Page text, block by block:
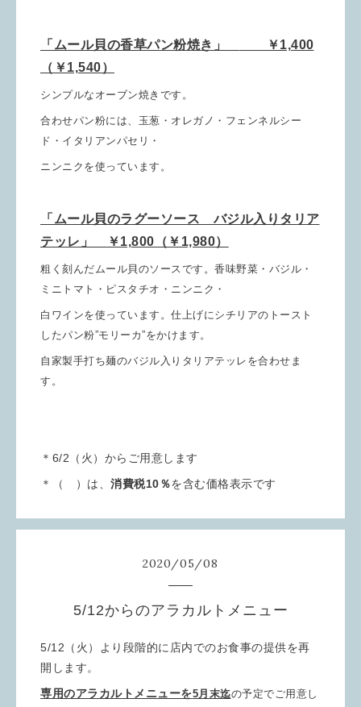
「ムール貝の香草パン粉焼き」
￥1,400
（￥1,540）
シンプルなオーブン焼きです。
合わせパン粉には、玉葱・オレガノ・フェンネルシー
ド・イタリアンパセリ・
ニンニクを使っています。
「ムール貝のラグーソース バジル入りタリア
テッレ」
￥1,800（￥1,980）
粗く刻んだムール貝のソースです。香味野菜・バジル・
ミニトマト・ピスタチオ・ニンニク・
白ワインを使っています。仕上げにシチリアのトースト
したパン粉”モリーカ”をかけます。
自家製手打ち麺のバジル入りタリアテッレを合わせま
す。
＊6/2（火）からご用意します
＊（ ）は、 消費税10％を含む価格表示です
2020/05/08
5/12からのアラカルトメニュー
5/12（火）より段階的に店内でのお食事の提供を再
開します。
専用のアラカルトメニューを5月末迄の予定でご用意し